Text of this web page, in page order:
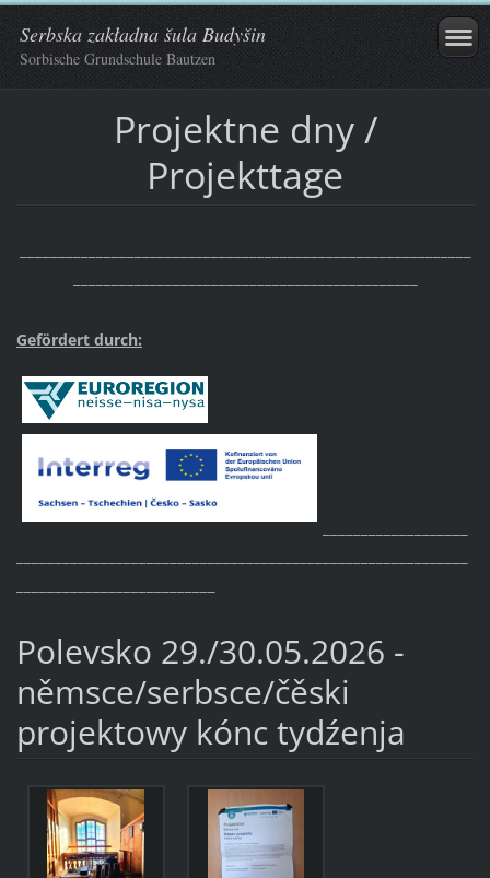
Serbska zakładna šula Budyšin
Sorbische Grundschule Bautzen
Projektne dny /
Projekttage
Gefördert durch:
Polevsko 29./30.05.2026 -
němsce/serbsce/čěski
projektowy kónc tydźenja